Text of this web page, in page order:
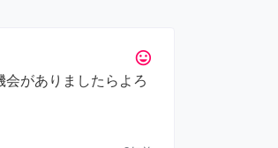
tag_faces
がありましたらよろ